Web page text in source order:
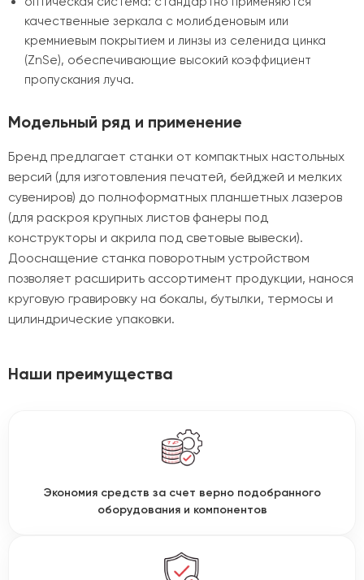
качественные зеркала с молибденовым или
кремниевым покрытием и линзы из селенида цинка
(ZnSe), обеспечивающие высокий коэффициент
пропускания луча.
Модельный ряд и применение
Бренд предлагает станки от компактных настольных
версий (для изготовления печатей, бейджей и мелких
сувениров) до полноформатных планшетных лазеров
(для раскроя крупных листов фанеры под
конструкторы и акрила под световые вывески).
Дооснащение станка поворотным устройством
позволяет расширить ассортимент продукции, нанося
круговую гравировку на бокалы, бутылки, термосы и
цилиндрические упаковки.
Наши преимущества
Экономия средств за счет верно подобранного
оборудования и компонентов